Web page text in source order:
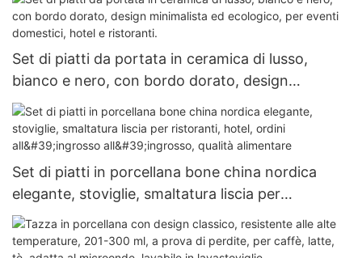
lavastoviglie di qualità commerciale
Set di piatti da portata in ceramica di lusso,
bianco e nero, con bordo dorato, design
minimalista ed ecologico, per eventi domestici,
hotel e ristoranti.
Set di piatti in porcellana bone china nordica
elegante, stoviglie, smaltatura liscia per
ristoranti, hotel, ordini all'ingrosso all'ingrosso,
qualità alimentare